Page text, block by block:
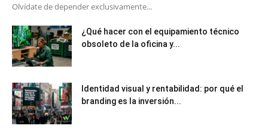
Olvídate de depender exclusivamente...
¿Qué hacer con el equipamiento técnico
obsoleto de la oficina y...
Identidad visual y rentabilidad: por qué el
branding es la inversión...